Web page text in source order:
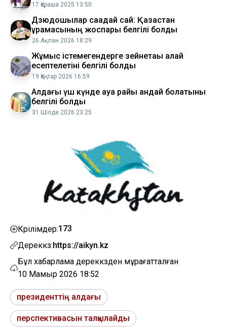
17 Қараша 2025 13:50
Дзюдошылар сақадай сай: Қазақстан
құрамасының жоспары белгілі болды
26 Ақпан 2026 18:29
Жұмыс істемегендерге зейнетақы қалай
есептелетіні белгілі болды
19 Қаңтар 2026 16:59
Алдағы үш күнде ауа райы қандай болатыны
белгілі болды
31 Шілде 2026 23:25
Көрілімдер:173
Дереккөз:https://aikyn.kz
Бұл хабарлама дереккөзден мұрағатталған
10 Мамыр 2026 18:52
президенттің алдағы
перспективасын талқылайды